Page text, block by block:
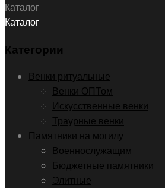
Каталог
Каталог
Категории
Венки ритуальные
Венки ОПТом
Искусственные венки
Траурные венки
Памятники на могилу
Военнослужащим
Бюджетные памятники
Элитные